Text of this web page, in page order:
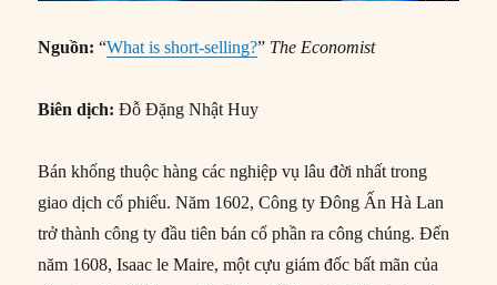
Nguồn:“What is short-selling?” The Economist
Biên dịch:Đỗ Đặng Nhật Huy
Bán khống thuộc hàng các nghiệp vụ lâu đời nhất trong
giao dịch cổ phiếu. Năm 1602, Công ty Đông Ấn Hà Lan
trở thành công ty đầu tiên bán cổ phần ra công chúng. Đến
năm 1608, Isaac le Maire, một cựu giám đốc bất mãn của